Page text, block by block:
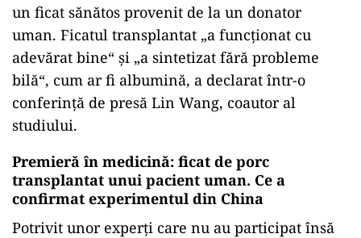
un ficat sănătos provenit de la un donator
uman. Ficatul transplantat „a funcționat cu
adevărat bine“ și „a sintetizat fără probleme
bilă“, cum ar fi albumină, a declarat într-o
conferință de presă Lin Wang, coautor al
studiului.
Premieră în medicină: ficat de porc
transplantat unui pacient uman. Ce a
confirmat experimentul din China
Potrivit unor experți care nu au participat însă